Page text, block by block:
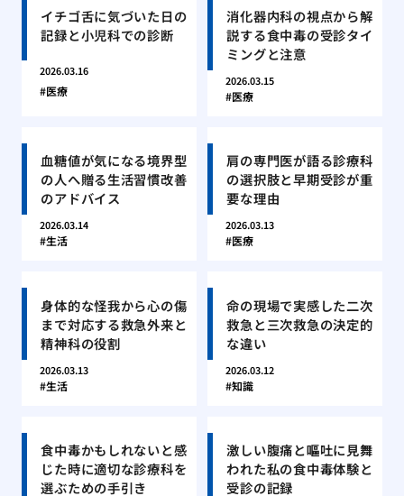
イチゴ舌に気づいた日の
記録と小児科での診断
2026.03.16
医療
消化器内科の視点から解
説する食中毒の受診タイ
ミングと注意
2026.03.15
医療
血糖値が気になる境界型
の人へ贈る生活習慣改善
のアドバイス
2026.03.14
生活
肩の専門医が語る診療科
の選択肢と早期受診が重
要な理由
2026.03.13
医療
身体的な怪我から心の傷
まで対応する救急外来と
精神科の役割
2026.03.13
生活
命の現場で実感した二次
救急と三次救急の決定的
な違い
2026.03.12
知識
食中毒かもしれないと感
じた時に適切な診療科を
選ぶための手引き
激しい腹痛と嘔吐に見舞
われた私の食中毒体験と
受診の記録